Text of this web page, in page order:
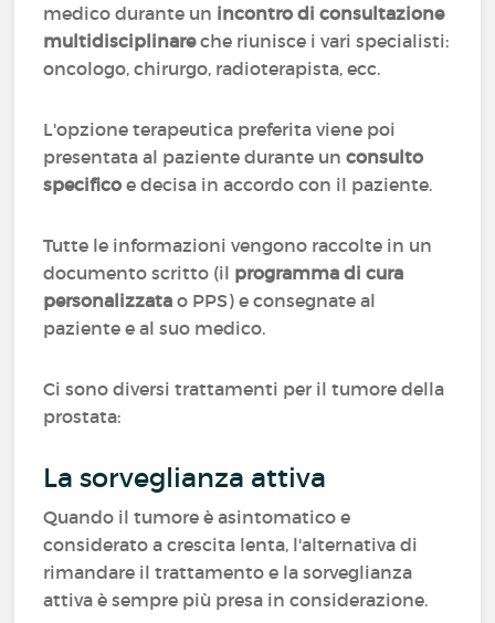
medico durante un incontro di consultazione
multidisciplinareche riunisce i vari specialisti:
oncologo, chirurgo, radioterapista, ecc.
L'opzione terapeutica preferita viene poi
presentata al paziente durante unconsulto
specifico e decisa in accordo con il paziente.
Tutte le informazioni vengono raccolte in un
documento scritto (il programma di cura
personalizzata o PPS) e consegnate al
paziente e al suo medico.
Ci sono diversi trattamenti per il tumore della
prostata:
La sorveglianza attiva
Quando il tumore è asintomatico e
considerato a crescita lenta, l'alternativa di
rimandare il trattamento e la sorveglianza
attiva è sempre più presa in considerazione.